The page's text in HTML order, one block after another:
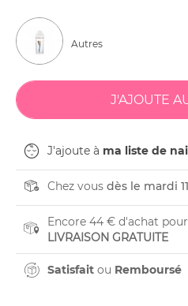
Autres
J'ajoute à ma liste de
Chez vous dès le mardi
Encore 44 € d'achat
LIVRAISON GRATUITE
Satisfait ou Remboursé